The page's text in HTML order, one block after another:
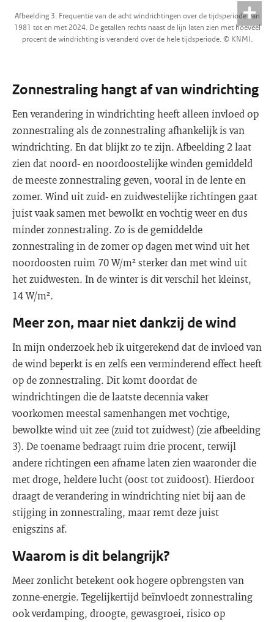
Afbeelding 3. Frequentie van de acht windrichtingen over de tijdsperiode van
1981 tot en met 2024. De getallen rechts naast de lijn laten zien met hoeveel
procent de windrichting is veranderd over de hele tijdsperiode. © KNMI.
Zonnestraling hangt af van windrichting
Een verandering in windrichting heeft alleen invloed op
zonnestraling als de zonnestraling afhankelijk is van
windrichting. En dat blijkt zo te zijn. Afbeelding 2 laat
zien dat noord- en noordoostelijke winden gemiddeld
de meeste zonnestraling geven, vooral in de lente en
zomer. Wind uit zuid- en zuidwestelijke richtingen gaat
juist vaak samen met bewolkt en vochtig weer en dus
minder zonnestraling. Zo is de gemiddelde
zonnestraling in de zomer op dagen met wind uit het
noordoosten ruim 70 W/m² sterker dan met wind uit
het zuidwesten. In de winter is dit verschil het kleinst,
14 W/m².
Meer zon, maar niet dankzij de wind
In mijn onderzoek heb ik uitgerekend dat de invloed van
de wind beperkt is en zelfs een verminderend effect heeft
op de zonnestraling. Dit komt doordat de
windrichtingen die de laatste decennia vaker
voorkomen meestal samenhangen met vochtige,
bewolkte wind uit zee (zuid tot zuidwest) (zie afbeelding
3). De toename bedraagt ruim drie procent, terwijl
andere richtingen een afname laten zien waaronder die
met droge, heldere lucht (oost tot zuidoost). Hierdoor
draagt de verandering in windrichting niet bij aan de
stijging in zonnestraling, maar remt deze juist
enigszins af.
Waarom is dit belangrijk?
Meer zonlicht betekent ook hogere opbrengsten van
zonne-energie. Tegelijkertijd beïnvloedt zonnestraling
ook verdamping, droogte, gewasgroei, risico op